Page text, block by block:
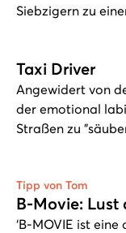
Siebzigern zu
Taxi Driver
Angewidert von
der emotional
Straßen zu
Tipp von Tom
B-Movie: Lust
‘B-MOVIE ist